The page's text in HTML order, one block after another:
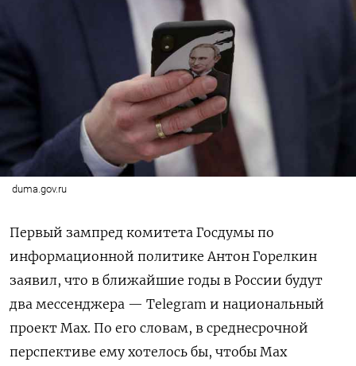
duma.gov.ru
Первый зампред комитета Госдумы по
информационной политике Антон Горелкин
заявил, что в ближайшие годы в России будут
два мессенджера — Telegram и национальный
проект Max. По его словам, в среднесрочной
перспективе ему хотелось бы, чтобы Max